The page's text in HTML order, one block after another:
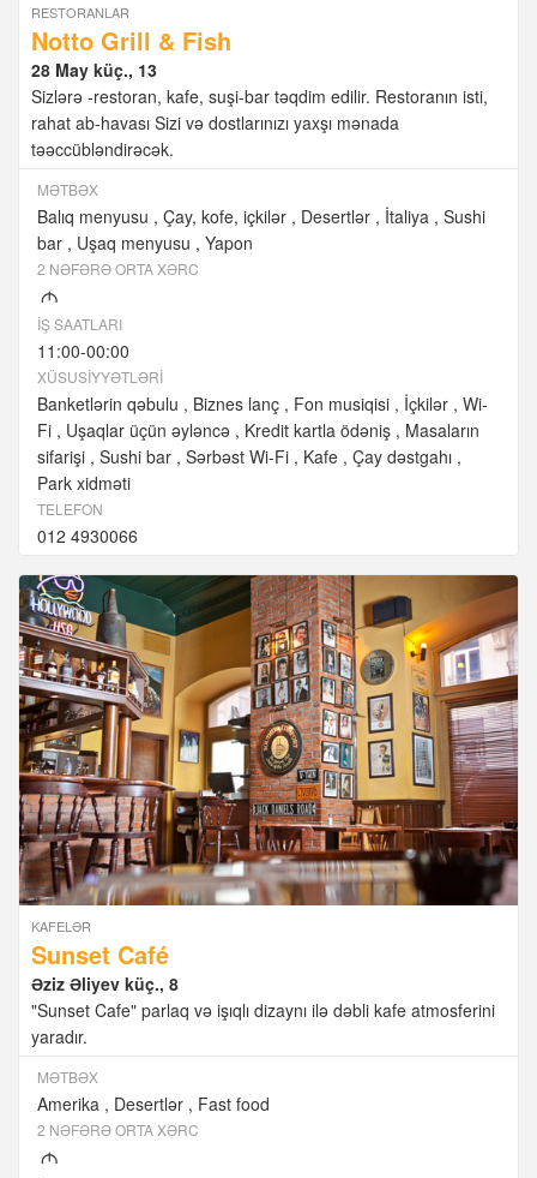
RESTORANLAR
Notto Grill & Fish
28 May küç., 13
Sizlərə -restoran, kafe, suşi-bar təqdim edilir. Restoranın isti,
rahat ab-havası Sizi və dostlarınızı yaxşı mənada
təəccübləndirəcək.
MƏTBƏX
Balıq menyusu Çay, kofe, içkilər Desertlər İtaliya
Sushi
bar
Uşaq menyusu Yapon
2 NƏFƏRƏ ORTA XƏRC
M
İŞ SAATLARI
11:00-00:00
XÜSUSIYYƏTLƏRI
Banketlərin qəbulu Biznes lanç Fon musiqisi İçkilər Wi-
Fi
Uşaqlar üçün əyləncə Kredit kartla ödəniş
Masaların
sifarişi Sushi bar Sərbəst Wi-Fi Kafe Çay dəstgahı
Park xidməti
TELEFON
012 4930066
KAFELƏR
Sunset Café
Əziz Əliyev küç., 8
"Sunset Cafe" parlaq və işıqlı dizaynı ilə dəbli kafe atmosferini
yaradır.
MƏTBƏX
Amerika Desertlər Fast food
2 NƏFƏRƏ ORTA XƏRC
M